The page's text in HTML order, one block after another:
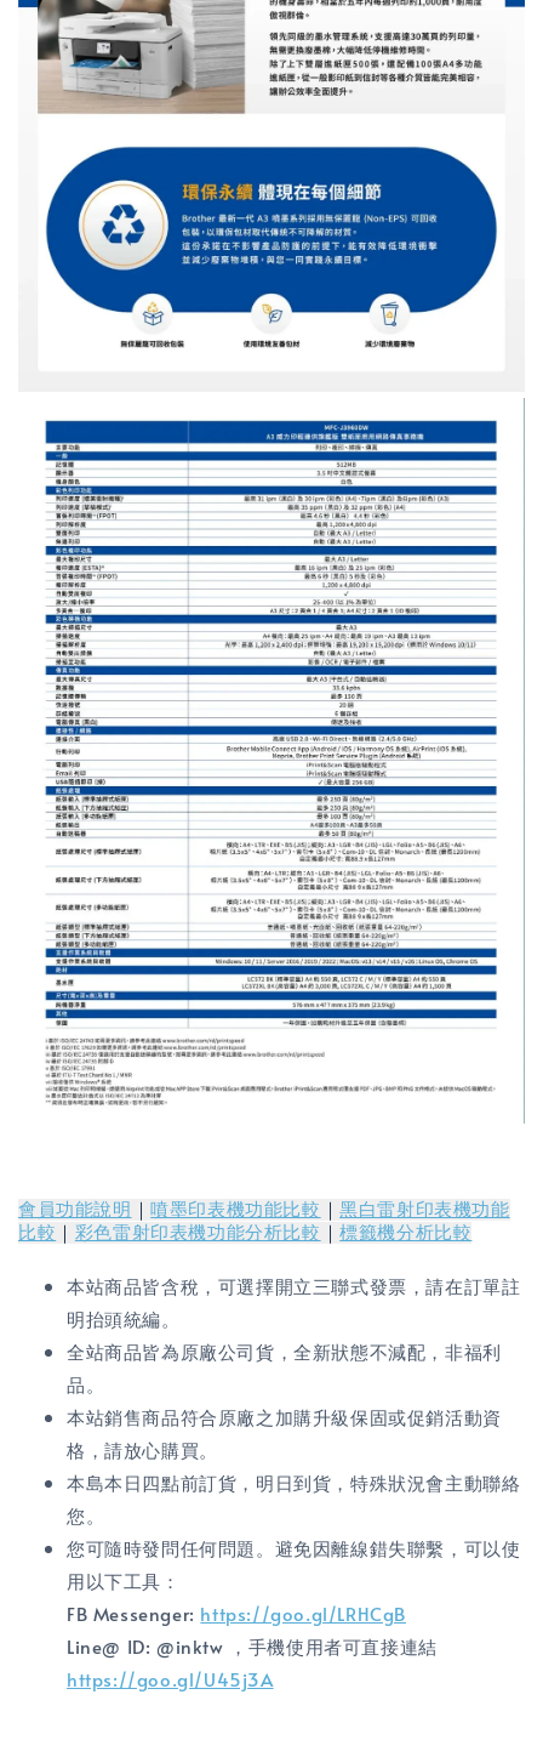
會員功能說明 ｜噴墨印表機功能比較 ｜黑白雷射印表機功能
比較 ｜ 彩色雷射印表機功能分析比較 ｜標籤機分析比較
本站商品皆含稅，可選擇開立三聯式發票，請在訂單註
明抬頭統編。
全站商品皆為原廠公司貨，全新狀態不減配，非福利
品。
本站銷售商品符合原廠之加購升級保固或促銷活動資
格，請放心購買。
本島本日四點前訂貨，明日到貨，特殊狀況會主動聯絡
您。
您可隨時發問任何問題。避免因離線錯失聯繫，可以使
用以下工具：
FB Messenger: https://goo.gl/LRHCgB
Line@ ID: @inktw ，手機使用者可直接連結
https://goo.gl/U45j3A